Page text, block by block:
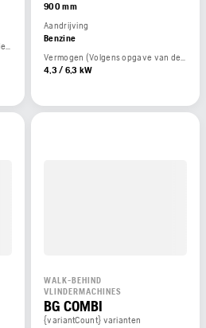
Vermogen (Volgens opgave van de motorfabrikant)
900 mm
Aandrijving
Benzine
Vermogen (Volgens opgave van de motorfabrikant)
4,3 / 6,3 kW
WALK-BEHIND
VLINDERMACHINES
BG COMBI
{variantCount} varianten